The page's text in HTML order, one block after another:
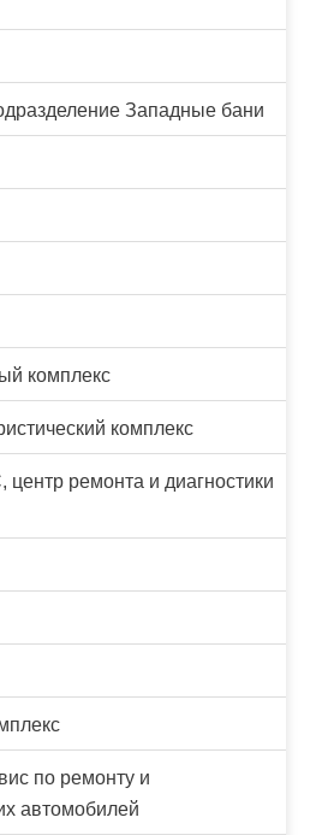
Западные бани
комплекс
комплекс
ремонта и диагностики
по ремонту и
автомобилей